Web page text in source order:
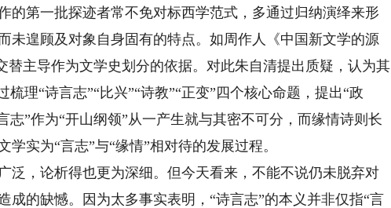
的第一批探迹者常不免对标西学范式，多通过归纳演绎来形
未遑顾及对象自身固有的特点。如周作人《中国新文学的源
替主导作为文学史划分的依据。对此朱自清提出质疑，认为其
理“诗言志”“比兴”“诗教”“正变”四个核心命题，提出“政
志”作为“开山纲领”从一产生就与其密不可分，而缘情诗则长
实为“言志”与“缘情”相对待的发展过程。
，论析得也更为深细。但今天看来，不能不说仍未脱弃对
成的缺憾。因为太多事实表明，“诗言志”的本义并非仅指“言